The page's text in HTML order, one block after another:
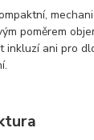
poměrem
inkluzí ani pro